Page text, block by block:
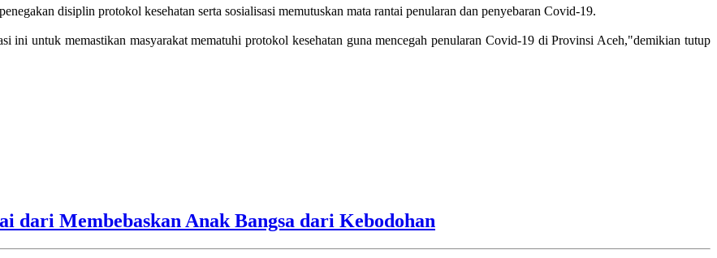
disiplin protokol kesehatan serta sosialisasi memutuskan mata rantai penularan dan penyebaran Covid-19.
ini untuk memastikan masyarakat mematuhi protokol kesehatan guna mencegah penularan Covid-19 di Provinsi Aceh,"demikian tutup
dari Membebaskan Anak Bangsa dari Kebodohan